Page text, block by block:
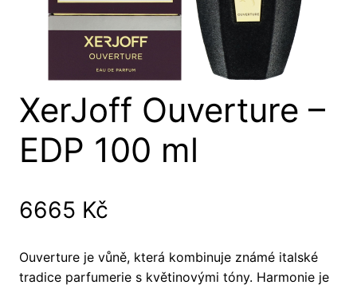
XerJoff Ouverture –
EDP 100 ml
6665 Kč
Ouverture je vůně, která kombinuje známé italské
tradice parfumerie s květinovými tóny. Harmonie je